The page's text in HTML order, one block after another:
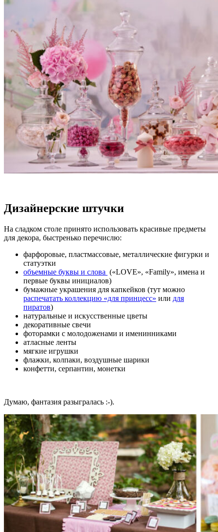
Дизайнерские штучки
На сладком столе принято использовать красивые предметы
для декора, быстренько перечислю:
фарфоровые, пластмассовые, металлические фигурки и
статуэтки
объемные буквы и слова («LOVE», «Family», имена и
первые буквы инициалов)
бумажные украшения для капкейков (тут можно
распечатать коллекцию «для принцесс» или для
пиратов)
натуральные и искусственные цветы
декоративные свечи
фоторамки с молодоженами и именинниками
атласные ленты
мягкие игрушки
флажки, колпаки, воздушные шарики
конфетти, серпантин, монетки
Думаю, фантазия разыгралась :-).